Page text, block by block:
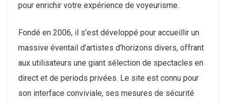
pour enrichir votre expérience de voyeurisme.
Fondé en 2006, il s’est développé pour accueillir un
massive éventail d’artistes d’horizons divers, offrant
aux utilisateurs une giant sélection de spectacles en
direct et de periods privées. Le site est connu pour
son interface conviviale, ses mesures de sécurité